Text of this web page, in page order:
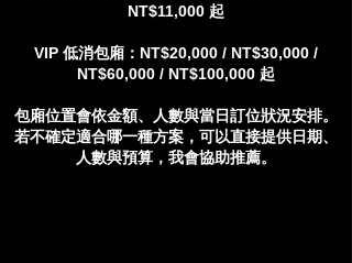
NT$11,000 起
VIP 低消包廂：NT$20,000 / NT$30,000 /
NT$60,000 / NT$100,000 起
包廂位置會依金額、人數與當日訂位狀況安排。
若不確定適合哪一種方案，可以直接提供日期、
人數與預算，我會協助推薦。